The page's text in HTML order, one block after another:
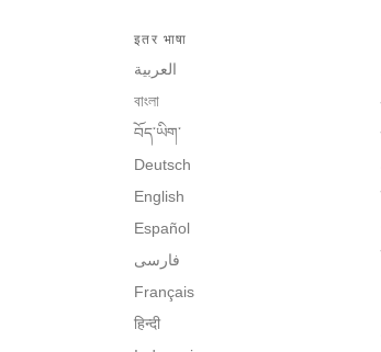
इतर भाषा
العربية
বাংলা
བོད་ཡིག་
Deutsch
English
Español
فارسی
Français
हिन्दी